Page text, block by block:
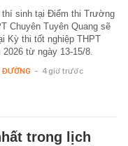
thí sinh tại Điểm thi Trường
Chuyên Tuyên Quang sẽ
Kỳ thi tốt nghiệp THPT
2026 từ ngày 13-15/8.
ĐƯỜNG - 4 giờ trước
trong lịch